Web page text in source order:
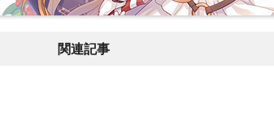
関連記事